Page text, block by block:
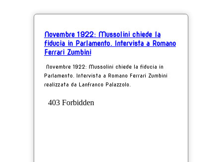
Novembre 1922: Mussolini chiede la
fiducia in Parlamento. Intervista a Romano
Ferrari Zumbini
Novembre 1922: Mussolini chiede la fiducia in
Parlamento. Intervista a Romano Ferrari Zumbini
realizzata da Lanfranco Palazzolo.